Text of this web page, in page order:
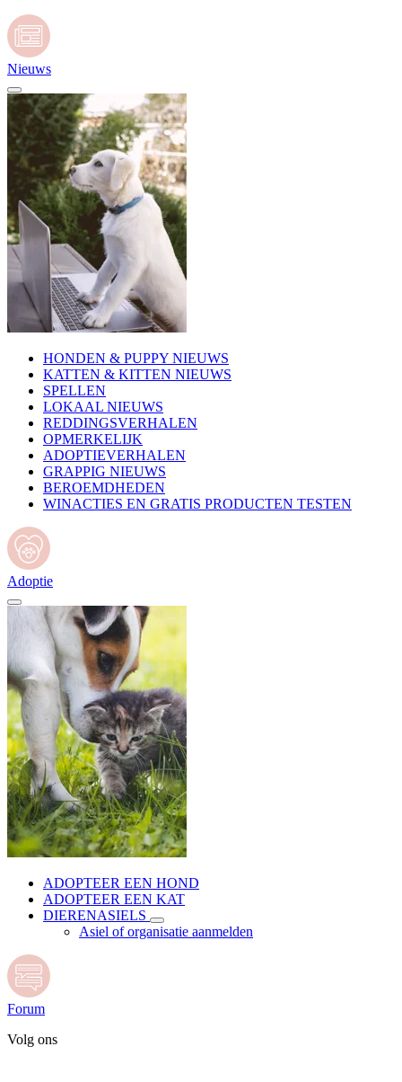
Nieuws
HONDEN & PUPPY NIEUWS
KATTEN & KITTEN NIEUWS
SPELLEN
LOKAAL NIEUWS
REDDINGSVERHALEN
OPMERKELIJK
ADOPTIEVERHALEN
GRAPPIG NIEUWS
BEROEMDHEDEN
WINACTIES EN GRATIS PRODUCTEN TESTEN
Adoptie
ADOPTEER EEN HOND
ADOPTEER EEN KAT
DIERENASIELS
Asiel of organisatie aanmelden
Forum
Volg ons